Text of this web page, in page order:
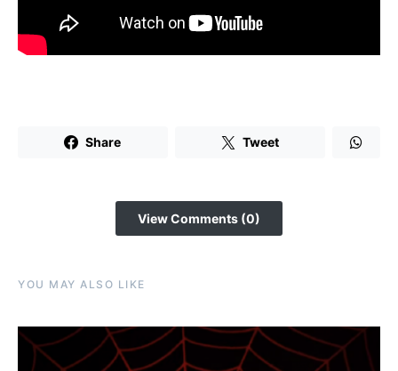
Share Tweet
View Comments (0)
YOU MAY ALSO LIKE